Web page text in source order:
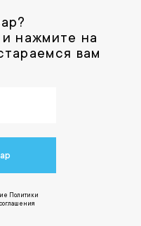
нажмите на
вам
Политики